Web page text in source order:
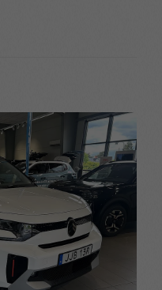
Mittkonsol med
förvaring
Mörktonade rutor